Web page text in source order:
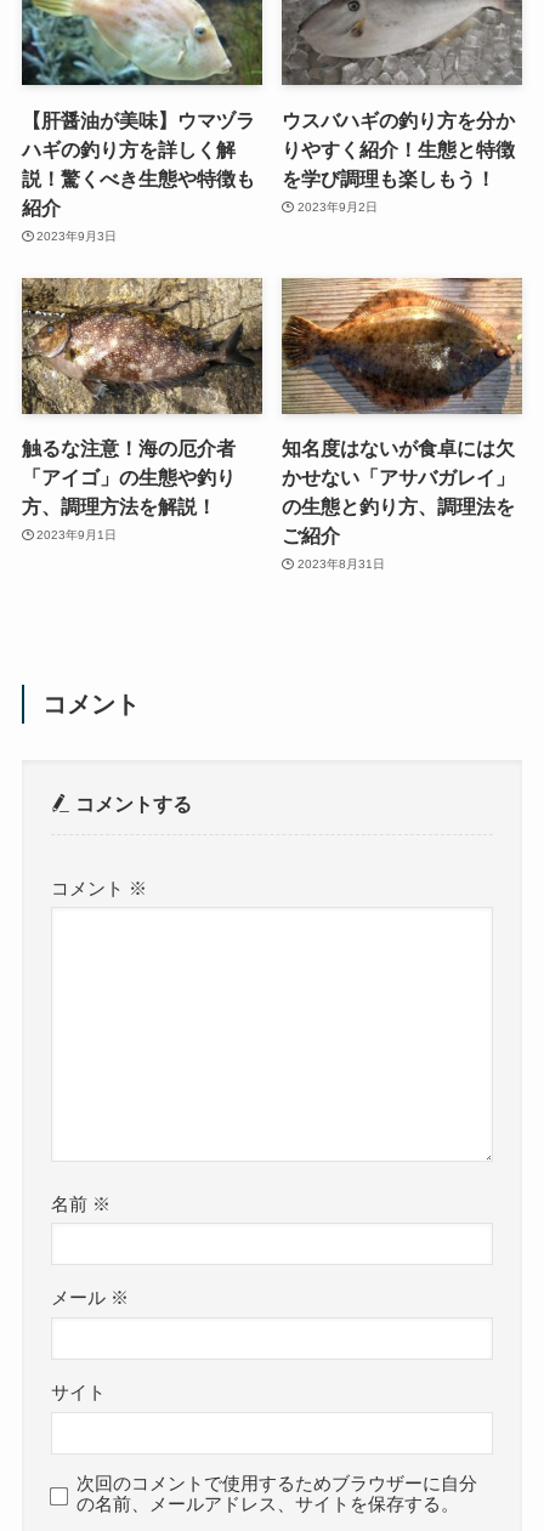
【肝醤油が美味】ウマヅラ
ハギの釣り方を詳しく解
説！驚くべき生態や特徴も
紹介
2023年9月3日
ウスバハギの釣り方を分か
りやすく紹介！生態と特徴
を学び調理も楽しもう！
2023年9月2日
触るな注意！海の厄介者
「アイゴ」の生態や釣り
方、調理方法を解説！
2023年9月1日
知名度はないが食卓には欠
かせない「アサバガレイ」
の生態と釣り方、調理法を
ご紹介
2023年8月31日
コメント
コメントする
コメント ※
名前 ※
メール ※
サイト
次回のコメントで使用するためブラウザーに自分
の名前、メールアドレス、サイトを保存する。